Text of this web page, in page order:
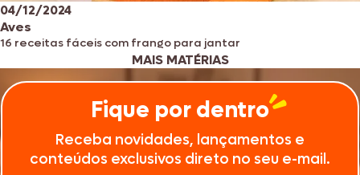
04/12/2024
Aves
16 receitas fáceis com frango para jantar
MAIS MATÉRIAS
Fique por dentro
Receba novidades, lançamentos e
conteúdos exclusivos direto no seu e-mail.